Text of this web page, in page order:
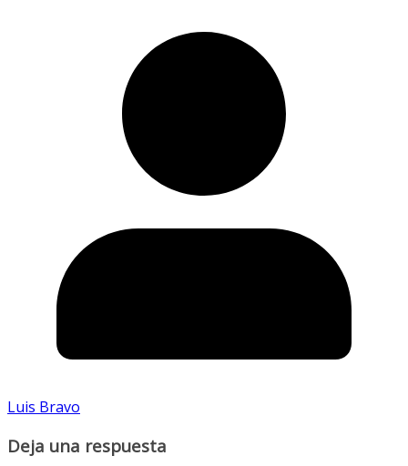
Luis Bravo
Deja una respuesta